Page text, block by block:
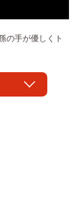
の手が優しくト